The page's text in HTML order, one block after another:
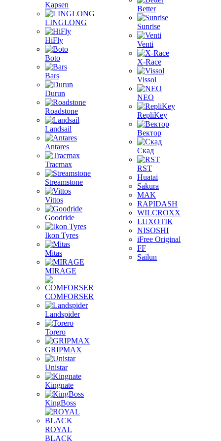
Kapsen
LINGLONG
HiFly
Boto
Bars
Durun
Roadstone
Landsail
Antares
Tracmax
Streamstone
Vittos
Goodride
Ikon Tyres
Mitas
MIRAGE
COMFORSER
Landspider
Torero
GRIPMAX
Unistar
Kingnate
KingBoss
ROYAL
BLACK
Better
Sunrise
Venti
X-Race
Vissol
NEO
RepliKey
Вектор
Скад
RST
Huatai
Sakura
MAK
RAPIDASH
WILCROXX
LUXOTIK
NISOSHI
iFree Original
FF
Sailun